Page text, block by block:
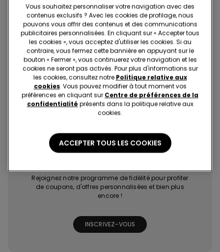
Téléchargez l'App
Achetez rapidement et facilement, où et quand vous voulez !
Achats rapides et
faciles
Les dernières
tendances à
portée de clic
Promotions
exclusives
Points bonus
grâce à des jeux
et missions
Rejoignez notre programme de fidélité pour profiter
de coupons, d'offres personnalisées et bien plus
encore !
INSCRIVEZ-VOUS
Vous souhaitez personnaliser votre navigation avec des
contenus exclusifs ? Avec les cookies de profilage, nous
pouvons vous offrir des contenus et des communications
publicitaires personnalisées. En cliquant sur « Accepter tous
les cookies », vous acceptez d'utiliser les cookies. Si au
contraire, vous fermez cette bannière en appuyant sur le
bouton « Fermer », vous continuerez votre navigation et les
cookies ne seront pas activés. Pour plus d'informations sur
les cookies, consultez notre Politique relative aux
cookies. Vous pouvez modifier à tout moment vos
préférences en cliquant sur Centre de préférences de la
confidentialité présents dans la politique relative aux
cookies.
ACCEPTER TOUS LES COOKIES